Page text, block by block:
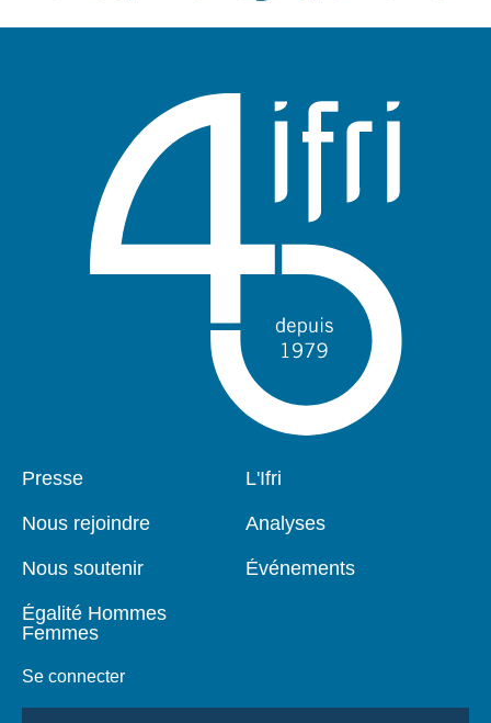
Pied
Presse
Nous rejoindre
Nous soutenir
Égalité Hommes
Femmes
Se connecter
Navigation
L'Ifri
Analyses
Événements